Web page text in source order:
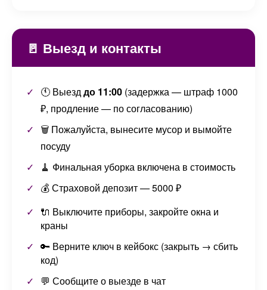
🚪 Выезд и контакты
🕚 Выезддо 11:00 (задержка — штраф 1000
₽, продление — по согласованию)
🗑️ Пожалуйста, вынесите мусор и вымойте
посуду
🧹 Финальная уборка включена в стоимость
💰 Страховой депозит — 5000 ₽
🔌 Выключите приборы, закройте окна и
краны
🔑 Верните ключ в кейбокс (закрыть → сбить
код)
💬 Сообщите о выезде в чат